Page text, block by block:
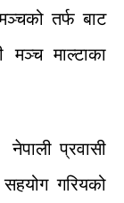
तर्फ बाट
मञ्च माल्टाका
नेपाली प्रवासी
सहयोग गरियको